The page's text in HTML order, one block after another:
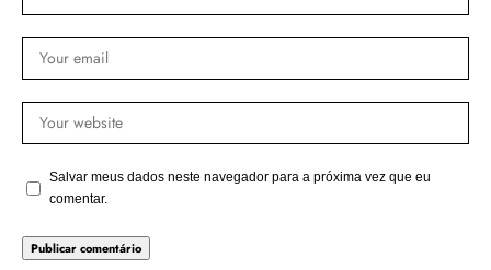
Salvar meus dados neste navegador para a próxima vez que eu
comentar.